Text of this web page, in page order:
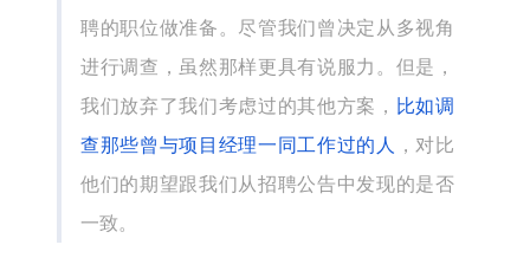
聘的职位做准备。尽管我们曾决定从多视角
进行调查，虽然那样更具有说服力。但是，
我们放弃了我们考虑过的其他方案， 比如调
查那些曾与项目经理一同工作过的人
，对比
他们的期望跟我们从招聘公告中发现的是否
一致。